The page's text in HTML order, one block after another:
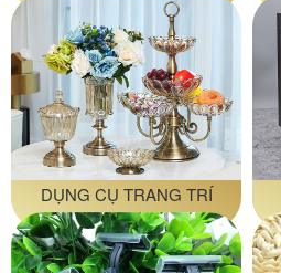
DỤNG CỤ TRANG TRÍ
BUFFET